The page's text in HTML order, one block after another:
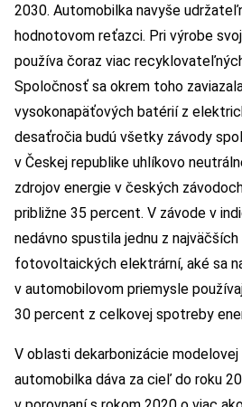
2030. Automobilka navyše
hodnotovom reťazci. Pri výrobe
používa čoraz viac
Spoločnosť sa okrem toho
vysokonapäťových batérií z
desaťročia budú všetky závody
v Českej republike uhlíkovo
zdrojov energie v českých
približne 35 percent. V závode v
nedávno spustila jednu z
fotovoltaických elektrární, aké sa
v automobilovom priemysle
30 percent z celkovej spotreby
V oblasti dekarbonizácie
automobilka dáva za cieľ do roku